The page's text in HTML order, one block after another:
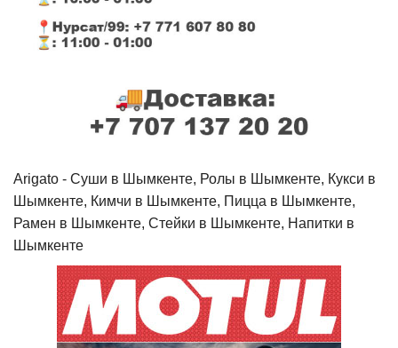
Arigato - Cуши в Шымкенте, Ролы в Шымкенте, Кукси в
Шымкенте, Кимчи в Шымкенте, Пицца в Шымкенте,
Рамен в Шымкенте, Стейки в Шымкенте, Напитки в
Шымкенте